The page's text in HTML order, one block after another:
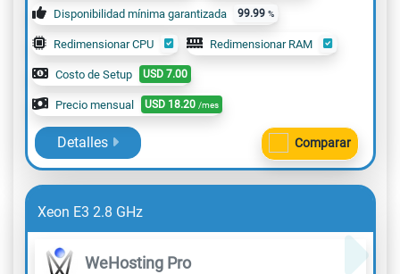
Disponibilidad mínima garantizada 99.99 %
Redimensionar CPU Redimensionar RAM
Costo de Setup USD 7.00
Precio mensual USD 18.20 /mes
Detalles Comparar
Xeon E3 2.8 GHz
WeHosting Pro